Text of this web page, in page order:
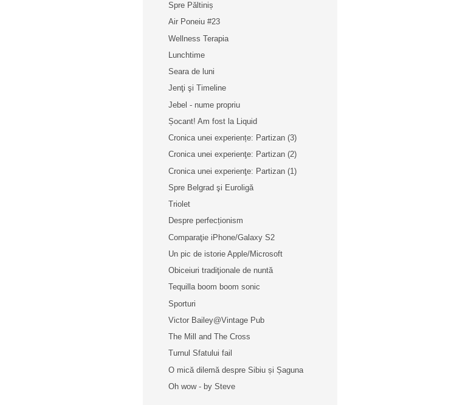
Spre Păltiniș
Air Poneiu #23
Wellness Terapia
Lunchtime
Seara de luni
Jenţi şi Timeline
Jebel - nume propriu
Șocant! Am fost la Liquid
Cronica unei experiențe: Partizan (3)
Cronica unei experienţe: Partizan (2)
Cronica unei experienţe: Partizan (1)
Spre Belgrad şi Euroligă
Triolet
Despre perfecționism
Comparaţie iPhone/Galaxy S2
Un pic de istorie Apple/Microsoft
Obiceiuri tradiţionale de nuntă
Tequilla boom boom sonic
Sporturi
Victor Bailey@Vintage Pub
The Mill and The Cross
Turnul Sfatului fail
O mică dilemă despre Sibiu și Șaguna
Oh wow - by Steve